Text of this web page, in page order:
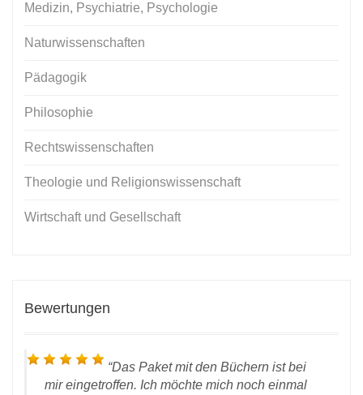
Medizin, Psychiatrie, Psychologie
Naturwissenschaften
Pädagogik
Philosophie
Rechtswissenschaften
Theologie und Religionswissenschaft
Wirtschaft und Gesellschaft
Bewertungen
Das Paket mit den Büchern ist bei
mir eingetroffen. Ich möchte mich noch einmal